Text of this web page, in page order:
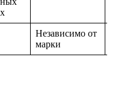
Независимо от
марки